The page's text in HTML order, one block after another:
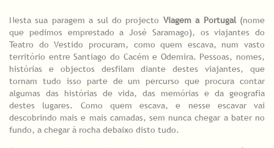
Nesta sua paragem a sul do projecto Viagem a Portugal(nome
que pedimos emprestado a José Saramago), os viajantes do
Teatro do Vestido procuram, como quem escava, num vasto
território entre Santiago do Cacém e Odemira. Pessoas, nomes,
histórias e objectos desfilam diante destes viajantes, que
tornam tudo isso parte de um percurso que procura contar
algumas das histórias de vida, das memórias e da geografia
destes lugares. Como quem escava, e nesse escavar vai
descobrindo mais e mais camadas, sem nunca chegar a bater no
fundo, a chegar à rocha debaixo disto tudo.